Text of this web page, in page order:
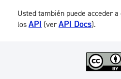
Usted también puede acceder
los API (verAPI Docs).